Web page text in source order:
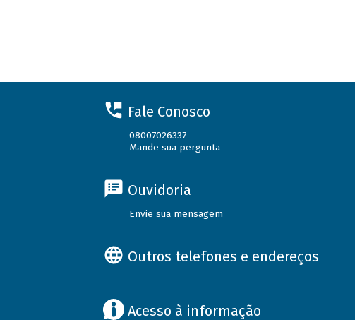
Fale Conosco
08007026337
Mande sua pergunta
Ouvidoria
Envie sua mensagem
Outros telefones e endereços
Acesso à informação